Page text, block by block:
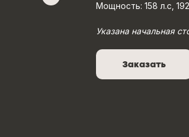
Мощность: 158 л.с,
Указана начальная
Заказать